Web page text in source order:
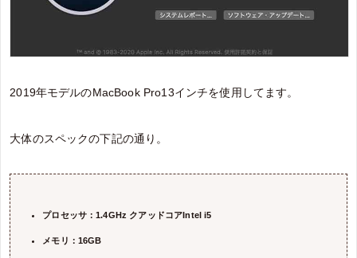
2019年モデルのMacBook Pro13インチを使用してます。
大体のスペックの下記の通り。
プロセッサ：1.4GHz クアッドコアIntel i5
メモリ：16GB